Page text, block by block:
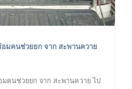
มคนช่วยยก จาก สะพานควาย
คนช่วยยก จาก สะพานควาย ไป